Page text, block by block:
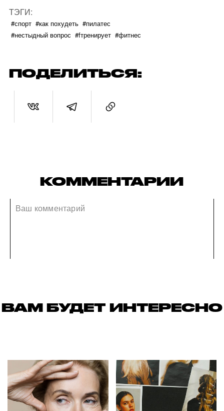
ТЭГИ:
#спорт #как похудеть #пилатес
#нестыдный вопрос #fтренирует #фитнес
ПОДЕЛИТЬСЯ:
КОММЕНТАРИИ
ВАМ БУДЕТ ИНТЕРЕСНО